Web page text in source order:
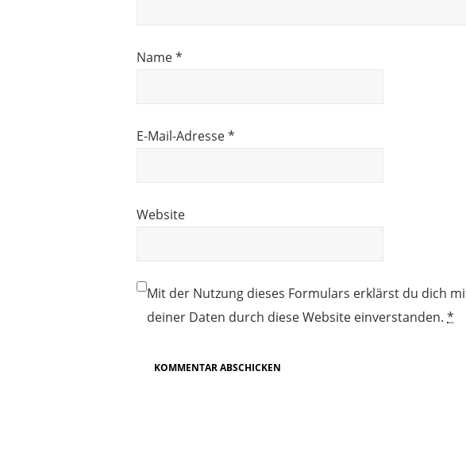
Name*
E-Mail-Adresse*
Website
Mit der Nutzung dieses Formulars erklärst du dich
deiner Daten durch diese Website einverstanden. *